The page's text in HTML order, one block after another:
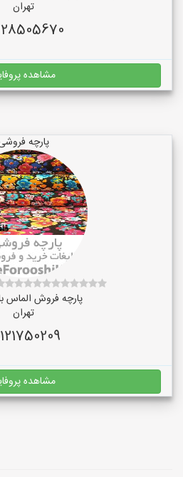
تهران
مشاهده
پارچه
پارچه فروش الماس
تهران
مشاهده